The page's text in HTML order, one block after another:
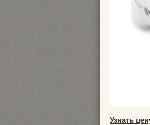
Узнать